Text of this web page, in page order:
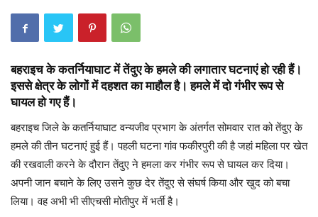
बहराइच के कतर्नियाघाट में तेंदुए के हमले की लगातार घटनाएं हो रही हैं।
इससे क्षेत्र के लोगों में दहशत का माहौल है। हमले में दो गंभीर रूप से
घायल हो गए हैं।
बहराइच जिले के कतर्नियाघाट वन्यजीव प्रभाग के अंतर्गत सोमवार रात को तेंदुए के
हमले की तीन घटनाएं हुई हैं। पहली घटना गांव फकीरपुरी की है जहां महिला पर खेत
की रखवाली करने के दौरान तेंदुए ने हमला कर गंभीर रूप से घायल कर दिया।
अपनी जान बचाने के लिए उसने कुछ देर तेंदुए से संघर्ष किया और खुद को बचा
लिया। वह अभी भी सीएचसी मोतीपुर में भर्ती है।